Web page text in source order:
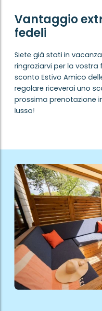
Vantaggio
fedeli
Siete già stati in
ringraziarvi per la
sconto Estivo Amico
regolare riceverai uno
prossima prenotazione
lusso!